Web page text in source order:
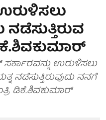
ಉರುಳಿಸಲು
ನಡೆಸುತ್ತಿರುವುದು ನನಗೆ
ಡಿಕೆ.ಶಿವಕುಮಾರ್